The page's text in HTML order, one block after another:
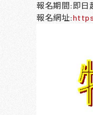
報名期間:即日
報名網址: